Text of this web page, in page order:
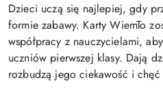
Dzieci uczą się najlepiej, gdy
formie zabawy. Karty WiemTo
współpracy z nauczycielami,
uczniów pierwszej klasy. Dają
rozbudzą jego ciekawość i